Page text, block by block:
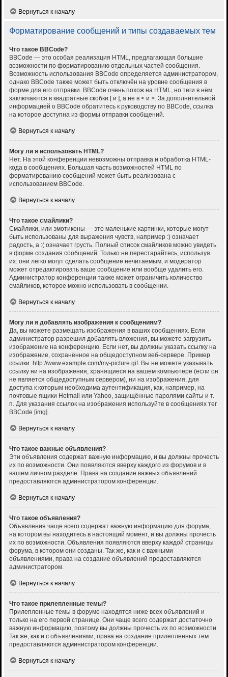
Вернуться к началу
Форматирование сообщений и типы создаваемых тем
Что такое BBCode?
BBCode — это особая реализация HTML, предлагающая большие
возможности по форматированию отдельных частей сообщения.
Возможность использования BBCode определяется администратором,
однако BBCode также может быть отключён на уровне сообщения в
форме для его отправки. BBCode очень похож на HTML, но теги в нём
заключаются в квадратные скобки [ и ], а не в < и >. За дополнительной
информацией о BBCode обратитесь к руководству по BBCode, ссылка
на которое доступна из формы отправки сообщений.
Вернуться к началу
Могу ли я использовать HTML?
Нет. На этой конференции невозможны отправка и обработка HTML-
кода в сообщениях. Большая часть возможностей HTML по
форматированию сообщений может быть реализована с
использованием BBCode.
Вернуться к началу
Что такое смайлики?
Смайлики, или эмотиконы — это маленькие картинки, которые могут
быть использованы для выражения чувств, например :) означает
радость, а :( означает грусть. Полный список смайликов можно увидеть
в форме создания сообщений. Только не перестарайтесь, используя
их: они легко могут сделать сообщение нечитаемым, и модератор
может отредактировать ваше сообщение или вообще удалить его.
Администратор конференции также может ограничить количество
смайликов, которое можно использовать в сообщении.
Вернуться к началу
Могу ли я добавлять изображения к сообщениям?
Да, вы можете размещать изображения в ваших сообщениях. Если
администратор разрешил добавлять вложения, вы можете загрузить
изображение на конференцию. Если нет, вы должны указать ссылку на
изображение, сохранённое на общедоступном веб-сервере. Пример
ссылки: http://www.example.com/my-picture.gif. Вы не можете указывать
ссылку ни на изображения, хранящиеся на вашем компьютере (если он
не является общедоступным сервером), ни на изображения, для
доступа к которым необходима аутентификация, как, например, на
почтовые ящики Hotmail или Yahoo, защищённые паролями сайты и т.
п. Для указания ссылок на изображения используйте в сообщениях тег
BBCode [img].
Вернуться к началу
Что такое важные объявления?
Эти объявления содержат важную информацию, и вы должны прочесть
их по возможности. Они появляются вверху каждого из форумов и в
вашем личном разделе. Права на создание важных объявлений
предоставляются администратором конференции.
Вернуться к началу
Что такое объявления?
Объявления чаще всего содержат важную информацию для форума,
на котором вы находитесь в настоящий момент, и вы должны прочесть
их по возможности. Объявления появляются вверху каждой страницы
форума, в котором они созданы. Так же, как и с важными
объявлениями, права на создание объявлений предоставляются
администратором.
Вернуться к началу
Что такое прилепленные темы?
Прилепленные темы в форуме находятся ниже всех объявлений и
только на его первой странице. Они чаще всего содержат достаточно
важную информацию, поэтому вы должны прочесть их по возможности.
Так же, как и с объявлениями, права на создание прилепленных тем
предоставляются администратором конференции.
Вернуться к началу